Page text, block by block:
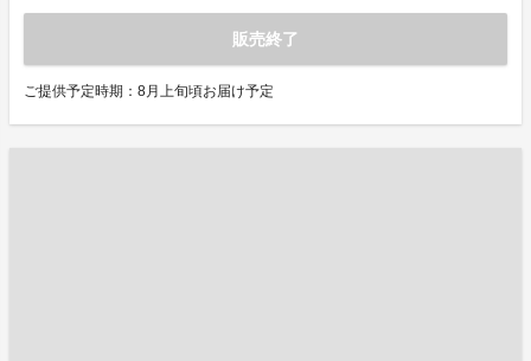
販売終了
ご提供予定時期：8月上旬頃お届け予定